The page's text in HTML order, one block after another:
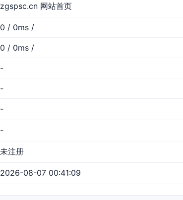
zgspsc.cn 网站首页
0 / 0ms /
0 / 0ms /
-
-
-
-
未注册
2026-08-07 00:41:09